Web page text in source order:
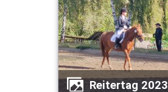
Reitertag 2023